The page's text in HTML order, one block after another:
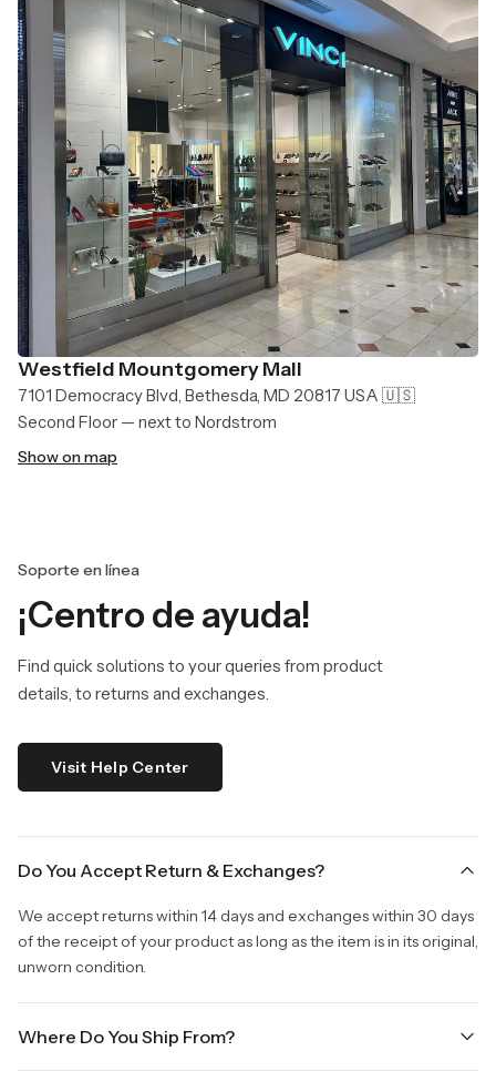
Westfield Mountgomery Mall
7101 Democracy Blvd, Bethesda, MD 20817 USA 🇺🇸
Second Floor — next to Nordstrom
Show on map
Soporte en línea
¡Centro de ayuda!
Find quick solutions to your queries from product
details, to returns and exchanges.
Visit Help Center
Do You Accept Return & Exchanges?
We accept returns within 14 days and exchanges within 30 days
of the receipt of your product as long as the item is in its original,
unworn condition.
Where Do You Ship From?